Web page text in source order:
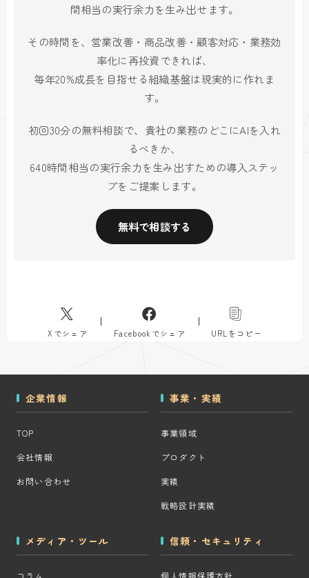
間相当の実行余力を生み出せます。
その時間を、営業改善・商品改善・顧客対応・業務効
率化に再投資できれば、
毎年20%成長を目指せる組織基盤は現実的に作れま
す。
初回30分の無料相談で、貴社の業務のどこにAIを入れ
るべきか、
640時間相当の実行余力を生み出すための導入ステッ
プをご提案します。
無料で相談する
Xでシェア Facebookでシェア URLをコピー
企業情報
TOP
会社情報
お問い合わせ
事業・実績
事業領域
プロダクト
実績
戦略設計実績
メディア・ツール 信頼・セキュリティ